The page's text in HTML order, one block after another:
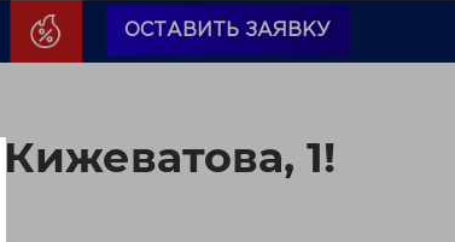
ОСТАВИТЬ ЗАЯВКУ
1!